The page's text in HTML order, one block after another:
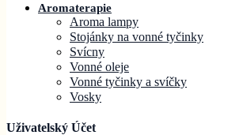
Aromaterapie
Aroma lampy
Stojánky na vonné tyčinky
Svícny
Vonné oleje
Vonné tyčinky a svíčky
Vosky
Uživatelský Účet